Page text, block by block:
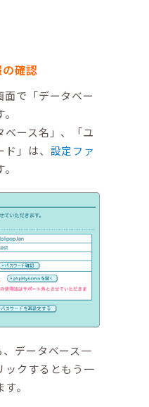
確認
面で「データベー
ベース名」、「ユ
」は、 設定ファ
データベース一
ックするともう一
。